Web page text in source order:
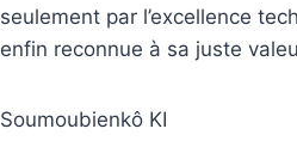
seulement par l’excellence
enfin reconnue à sa juste
Soumoubienkô KI